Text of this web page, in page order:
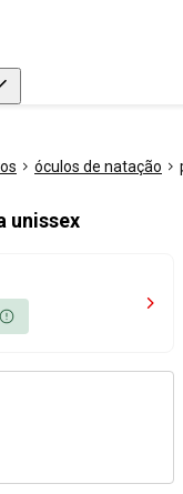
óculos de natação
unissex